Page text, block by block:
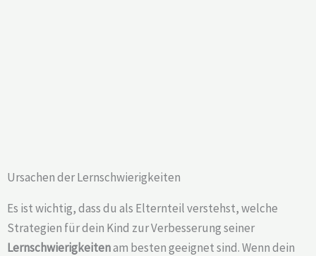
Ursachen der Lernschwierigkeiten
Es ist wichtig, dass du als Elternteil verstehst, welche
Strategien für dein Kind zur Verbesserung seiner
Lernschwierigkeitenam besten geeignet sind. Wenn dein